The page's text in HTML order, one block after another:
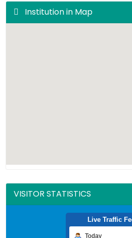
Institution in Map
VISITOR STATISTICS
Live Traffic
Today